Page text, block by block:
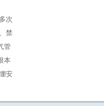
次
禁
管
本
安